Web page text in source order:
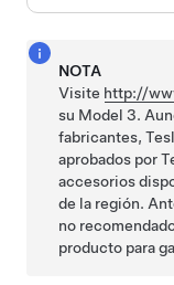
NOTA
Visite http://
su Model 3.
fabricantes,
aprobados por
accesorios
de la región.
no
producto para